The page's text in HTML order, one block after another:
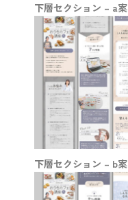
下層セクション – a案
下層セクション – b案